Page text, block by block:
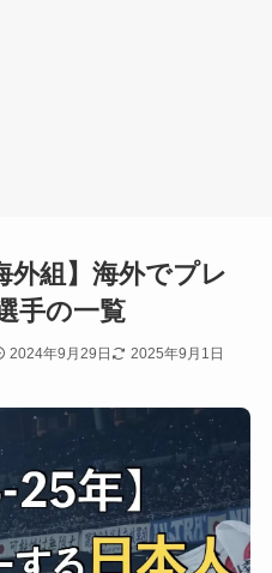
外組】海外でプレ
手の一覧
2024年9月29日 2025年9月1日